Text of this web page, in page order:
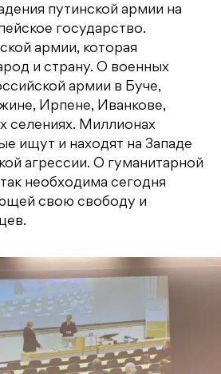
путинской армии на
государство.
армии, которая
и страну. О военных
армии в Буче,
Ирпене, Иванкове,
селениях. Миллионах
ищут и находят на Западе
агрессии. О гуманитарной
необходима сегодня
свою свободу и